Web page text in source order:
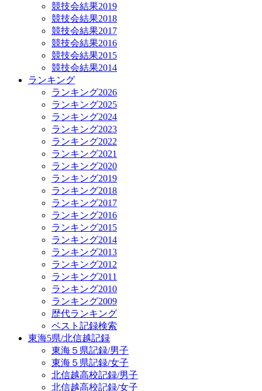
競技会結果2019
競技会結果2018
競技会結果2017
競技会結果2016
競技会結果2015
競技会結果2014
ランキング
ランキング2026
ランキング2025
ランキング2024
ランキング2023
ランキング2022
ランキング2021
ランキング2020
ランキング2019
ランキング2018
ランキング2017
ランキング2016
ランキング2015
ランキング2014
ランキング2013
ランキング2012
ランキング2011
ランキング2010
ランキング2009
歴代ランキング
ベスト記録検索
東海5県/北信越記録
東海５県記録/男子
東海５県記録/女子
北信越高校記録/男子
北信越高校記録/女子